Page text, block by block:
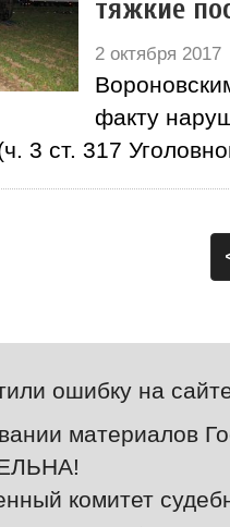
тяжкие
2 октября 2017
факту
3 ст. 317
ошибку на
материалов
комитет